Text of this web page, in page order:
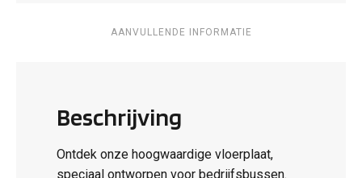
AANVULLENDE INFORMATIE
Beschrijving
Ontdek onze hoogwaardige vloerplaat,
speciaal ontworpen voor bedrijfsbussen.